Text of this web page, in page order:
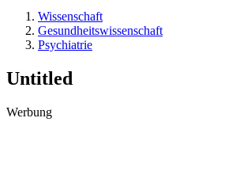
Wissenschaft
Gesundheitswissenschaft
Psychiatrie
Untitled
Werbung